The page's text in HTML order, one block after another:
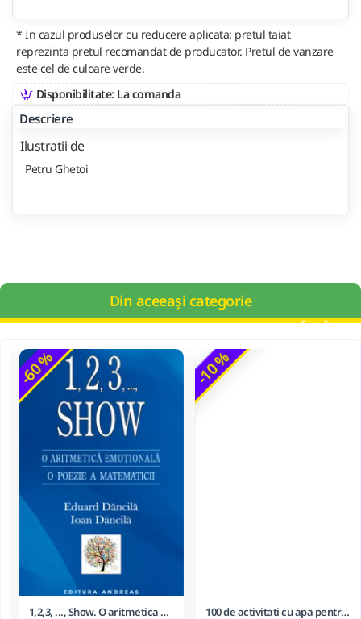
* In cazul produselor cu reducere aplicata: pretul taiat
reprezinta pretul recomandat de producator. Pretul de vanzare
este cel de culoare verde.
Disponibilitate: La comanda
Descriere
Ilustratii de
Petru Ghetoi
Din aceeași categorie
-60 %
1,2,3, ..., Show. O aritmetica emotionala, o poezie a matematicii - Ioan Dancila
-10 %
100 de activitati cu apa pentru dezvoltarea si relaxarea bebelusilor - Perrine Alliod